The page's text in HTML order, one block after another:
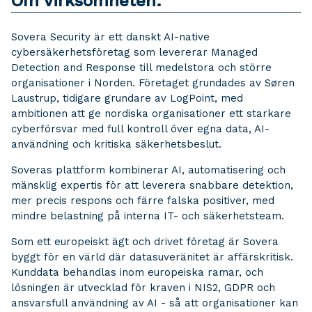
Sovera Security är ett danskt AI-native
cybersäkerhetsföretag som levererar Managed
Detection and Response till medelstora och större
organisationer i Norden. Företaget grundades av Søren
Laustrup, tidigare grundare av LogPoint, med
ambitionen att ge nordiska organisationer ett starkare
cyberförsvar med full kontroll över egna data, AI-
användning och kritiska säkerhetsbeslut.
Soveras plattform kombinerar AI, automatisering och
mänsklig expertis för att leverera snabbare detektion,
mer precis respons och färre falska positiver, med
mindre belastning på interna IT- och säkerhetsteam.
Som ett europeiskt ägt och drivet företag är Sovera
byggt för en värld där datasuveränitet är affärskritisk.
Kunddata behandlas inom europeiska ramar, och
lösningen är utvecklad för kraven i NIS2, GDPR och
ansvarsfull användning av AI - så att organisationer kan